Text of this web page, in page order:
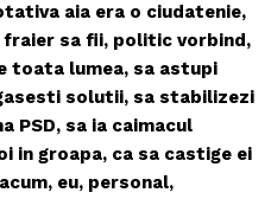
aia era o ciudatenie,
sa fii, politic vorbind,
toata lumea, sa astupi
solutii, sa stabilizezi
PSD, sa ia caimacul
in groapa, ca sa castige ei
eu, personal,